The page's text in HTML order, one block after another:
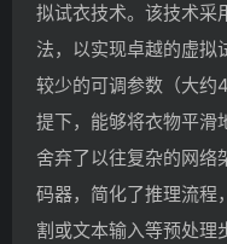
拟试衣技术。该技术采
法，以实现卓越的虚拟
较少的可调参数（大
提下，能够将衣物平滑
舍弃了以往复杂的网
码器，简化了推理流程
割或文本输入等预处理